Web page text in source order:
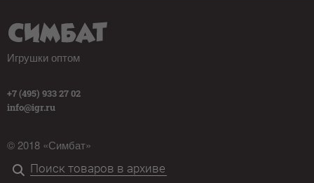
Игрушки оптом
+7 (495) 933 27 02
info@igr.ru
© 2018 «Симбат»